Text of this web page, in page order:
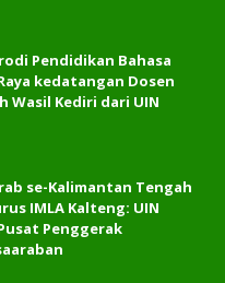
Pendidikan Bahasa
kedatangan Dosen
Wasil Kediri dari UIN
se-Kalimantan Tengah
IMLA Kalteng: UIN
Penggerak